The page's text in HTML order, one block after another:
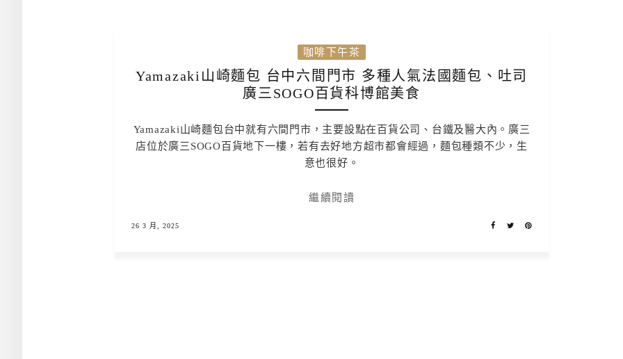
咖啡下午茶
Yamazaki山崎麵包 台中六間門市 多種人氣法國麵包、吐司
廣三SOGO百貨科博館美食
Yamazaki山崎麵包台中就有六間門市，主要設點在百貨公司、台鐵及醫大內。廣三
店位於廣三SOGO百貨地下一樓，若有去好地方超市都會經過，麵包種類不少，生
意也很好。
繼續閱讀
26 3 月, 2025